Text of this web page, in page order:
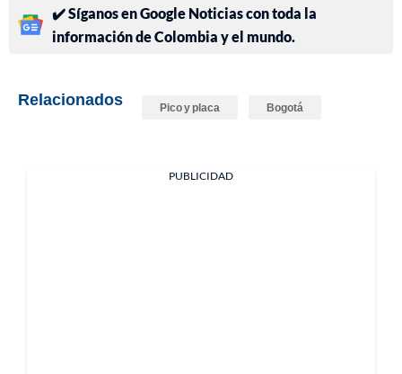
✔️ Síganos en Google Noticias con toda la
información de Colombia y el mundo.
Relacionados Pico y placa Bogotá
PUBLICIDAD